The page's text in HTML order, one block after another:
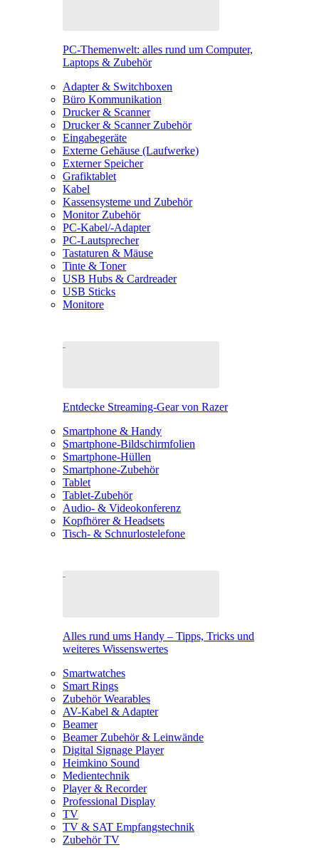
PC-Themenwelt: alles rund um Computer,
Laptops & Zubehör
Adapter & Switchboxen
Büro Kommunikation
Drucker & Scanner
Drucker & Scanner Zubehör
Eingabegeräte
Externe Gehäuse (Laufwerke)
Externer Speicher
Grafiktablet
Kabel
Kassensysteme und Zubehör
Monitor Zubehör
PC-Kabel/-Adapter
PC-Lautsprecher
Tastaturen & Mäuse
Tinte & Toner
USB Hubs & Cardreader
USB Sticks
Monitore
Entdecke Streaming-Gear von Razer
Smartphone & Handy
Smartphone-Bildschirmfolien
Smartphone-Hüllen
Smartphone-Zubehör
Tablet
Tablet-Zubehör
Audio- & Videokonferenz
Kopfhörer & Headsets
Tisch- & Schnurlostelefone
Alles rund ums Handy – Tipps, Tricks und
weiteres Wissenswertes
Smartwatches
Smart Rings
Zubehör Wearables
AV-Kabel & Adapter
Beamer
Beamer Zubehör & Leinwände
Digital Signage Player
Heimkino Sound
Medientechnik
Player & Recorder
Professional Display
TV
TV & SAT Empfangstechnik
Zubehör TV